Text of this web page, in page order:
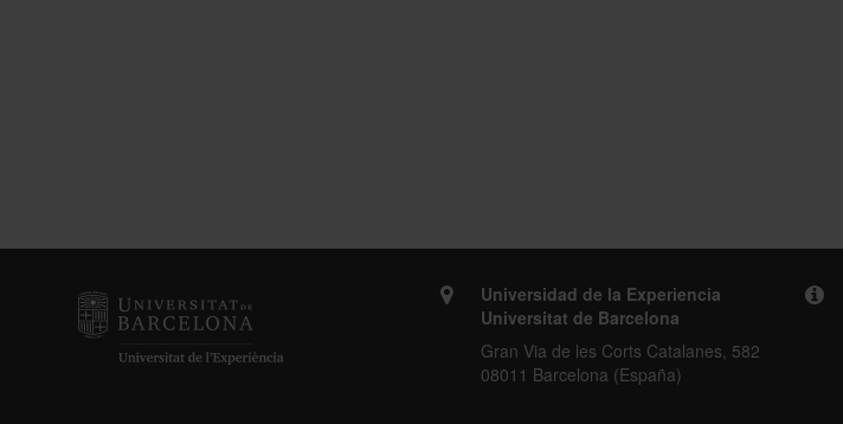
Universidad de la Experiencia
Universitat de Barcelona
Gran Via de les Corts Catalanes, 582
08011 Barcelona (España)